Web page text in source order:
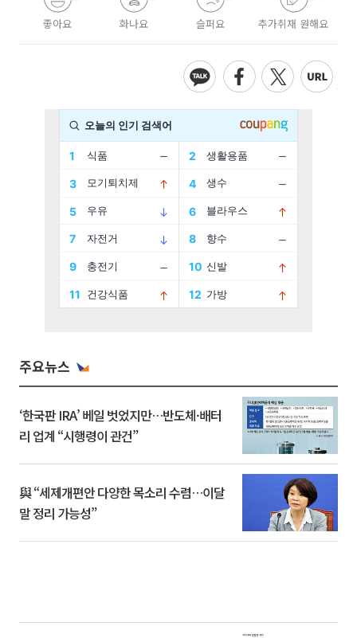
좋아요 화나요 슬퍼요 추가취재 원해요
주요뉴스
‘한국판 IRA’ 베일 벗었지만…반도체·배터
리 업계 “시행령이 관건”
與 “세제개편안 다양한 목소리 수렴…이달
말 정리 가능성”